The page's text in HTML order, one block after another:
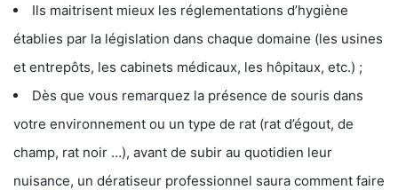
Ils maitrisent mieux les réglementations d’hygiène
établies par la législation dans chaque domaine (les usines
et entrepôts, les cabinets médicaux, les hôpitaux, etc.) ;
Dès que vous remarquez la présence de souris dans
votre environnement ou un type de rat (rat d’égout, de
champ, rat noir …), avant de subir au quotidien leur
nuisance, un dératiseur professionnel saura comment faire